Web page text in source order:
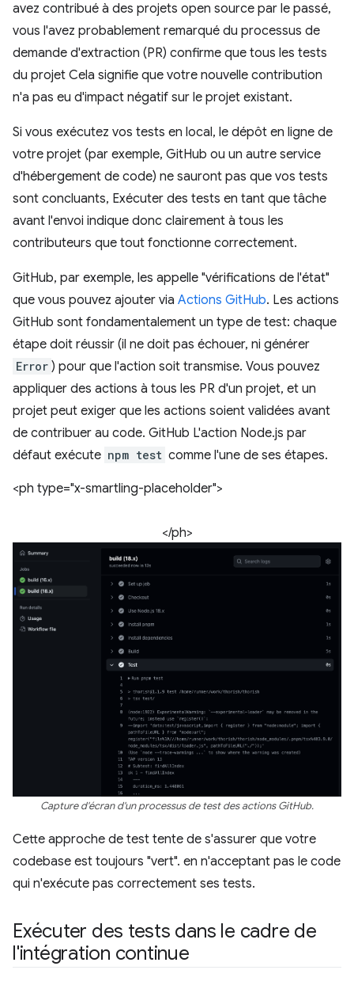
avez contribué à des projets open source par le passé,
vous l'avez probablement remarqué du processus de
demande d'extraction (PR) confirme que tous les tests
du projet Cela signifie que votre nouvelle contribution
n'a pas eu d'impact négatif sur le projet existant.
Si vous exécutez vos tests en local, le dépôt en ligne de
votre projet (par exemple, GitHub ou un autre service
d'hébergement de code) ne sauront pas que vos tests
sont concluants, Exécuter des tests en tant que tâche
avant l'envoi indique donc clairement à tous les
contributeurs que tout fonctionne correctement.
GitHub, par exemple, les appelle "vérifications de l'état"
que vous pouvez ajouter via Actions GitHub. Les actions
GitHub sont fondamentalement un type de test: chaque
étape doit réussir (il ne doit pas échouer, ni générer
Error ) pour que l'action soit transmise. Vous pouvez
appliquer des actions à tous les PR d'un projet, et un
projet peut exiger que les actions soient validées avant
de contribuer au code. GitHub L'action Node.js par
défaut exécute npm test comme l'une de ses étapes.
<ph type="x-smartling-placeholder">
</ph>
Capture d'écran d'un processus de test des actions GitHub.
Cette approche de test tente de s'assurer que votre
codebase est toujours "vert". en n'acceptant pas le code
qui n'exécute pas correctement ses tests.
Exécuter des tests dans le cadre de
l'intégration continue